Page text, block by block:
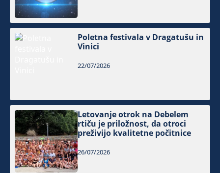
Poletna festivala v Dragatušu in
Vinici
22/07/2026
Letovanje otrok na Debelem
rtiču je priložnost, da otroci
preživijo kvalitetne počitnice
26/07/2026